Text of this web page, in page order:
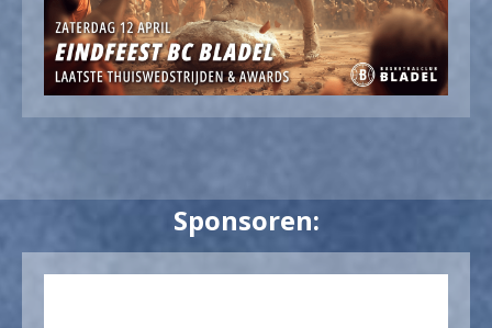
Sponsoren: